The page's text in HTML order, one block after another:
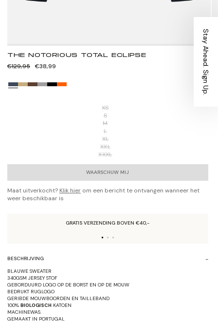
THE NOTORIOUS TOTAL ECLIPSE
Normale
€129,95 Verkoopprijs
€38,99
XS
S
M
L
XL
XXL
XXXL
WAARSCHUW MIJ
Maat uitverkocht? Klik hier om een bericht te ontvangen wanneer het
weer beschikbaar is
GRATIS VERZENDING BOVEN €40,-
BESCHRIJVING
BLAUWE SWEATER
340GSM JERSEY STOF
GEBORDUURD LOGO OP DE BORST EN OP DE MOUW
BEDRUKT RUGLOGO
GERIBDE MOUWBOORDEN EN TAILLEBAND
100% BIOLOGISCH KATOEN
MACHINEWAS.
GEMAAKT IN PORTUGAL
Stay Ahead. Sign Up.